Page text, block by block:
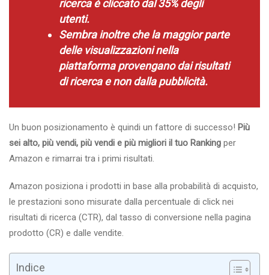
ricerca è cliccato dal 35% degli
utenti.
Sembra inoltre che la maggior parte
delle visualizzazioni nella
piattaforma provengano dai risultati
di ricerca e non dalla pubblicità.
Un buon posizionamento è quindi un fattore di successo! Più
sei alto, più vendi, più vendi e più migliori il tuo Ranking per
Amazon e rimarrai tra i primi risultati.
Amazon posiziona i prodotti in base alla probabilità di acquisto,
le prestazioni sono misurate dalla percentuale di click nei
risultati di ricerca (CTR), dal tasso di conversione nella pagina
prodotto (CR) e dalle vendite.
Indice